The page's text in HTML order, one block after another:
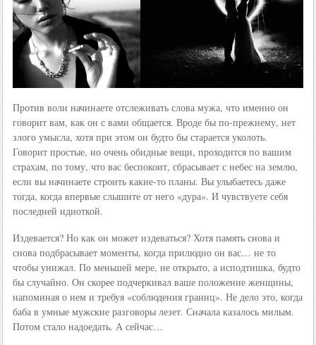
Против воли начинаете отслеживать слова мужа, что именно он
говорит вам, как он с вами общается. Вроде бы по-прежнему, нет
злого умысла, хотя при этом он будто бы старается уколоть.
Говорит простые, но очень обидные вещи, проходится по вашим
страхам, по тому, что вас беспокоит, сбрасывает с небес на землю,
если вы начинаете строить какие-то планы. Вы улыбаетесь даже
тогда, когда впервые слышите от него «дура». И чувствуете себя
последней идиоткой.
Издевается? Но как он может издеваться? Хотя память снова и
снова подбрасывает моменты, когда прилюдно он вас… не то
чтобы унижал. По меньшей мере, не открыто, а исподтишка, будто
бы случайно. Он скорее подчеркивал ваше положение женщины,
напоминая о нем и требуя «соблюдения границ». Не дело это, когда
баба в умные мужские разговоры лезет. Сначала казалось милым.
Потом стало надоедать. А сейчас…